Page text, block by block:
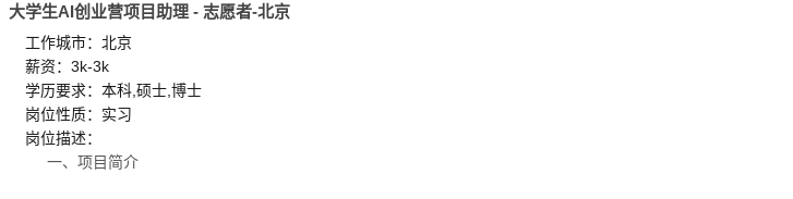
大学生AI创业营项目助理 - 志愿者-北京
工作城市：北京
薪资：3k-3k
学历要求：本科,硕士,博士
岗位性质：实习
岗位描述：
一、项目简介